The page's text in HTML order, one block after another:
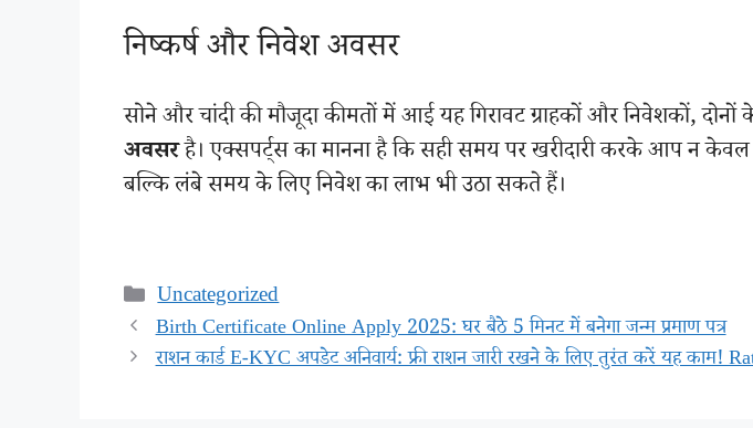
निष्कर्ष और निवेश अवसर
सोने और चांदी की मौजूदा कीमतों में आई यह गिरावट ग्राहकों और निवेशकों,
अवसरहै। एक्सपर्ट्स का मानना है कि सही समय पर खरीदारी करके आप न
बल्कि लंबे समय के लिए निवेश का लाभ भी उठा सकते हैं।
Categories
Uncategorized
Birth Certificate Online Apply 2025: घर बैठे 5 मिनट में बनेगा जन्म प्रमाण पत्र
राशन कार्ड E-KYC अपडेट अनिवार्य: फ्री राशन जारी रखने के लिए तुरंत करें यह काम!